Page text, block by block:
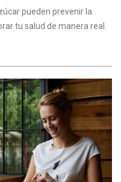
pueden prevenir la
tu salud de manera real.